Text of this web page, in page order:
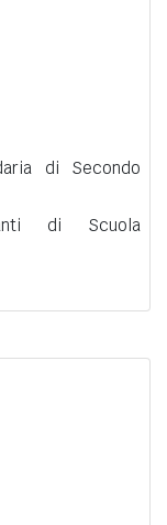
di Secondo
di Scuola